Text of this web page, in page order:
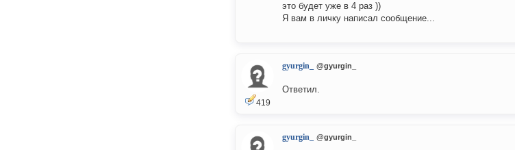
это будет уже в 4 раз ))
Я вам в личку написал сообщение...
419
gyurgin_ @gyurgin_
Ответил.
gyurgin_ @gyurgin_